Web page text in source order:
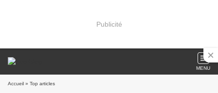
Publicité
MENU
Accueil » Top articles